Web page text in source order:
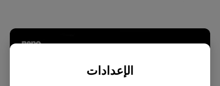
الإعدادات